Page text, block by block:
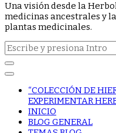
Una visión desde la
medicinas ancestrales y
plantas medicinales.
Buscar:
“COLECCIÓN DE
EXPERIMENTAR
INICIO
BLOG GENERAL